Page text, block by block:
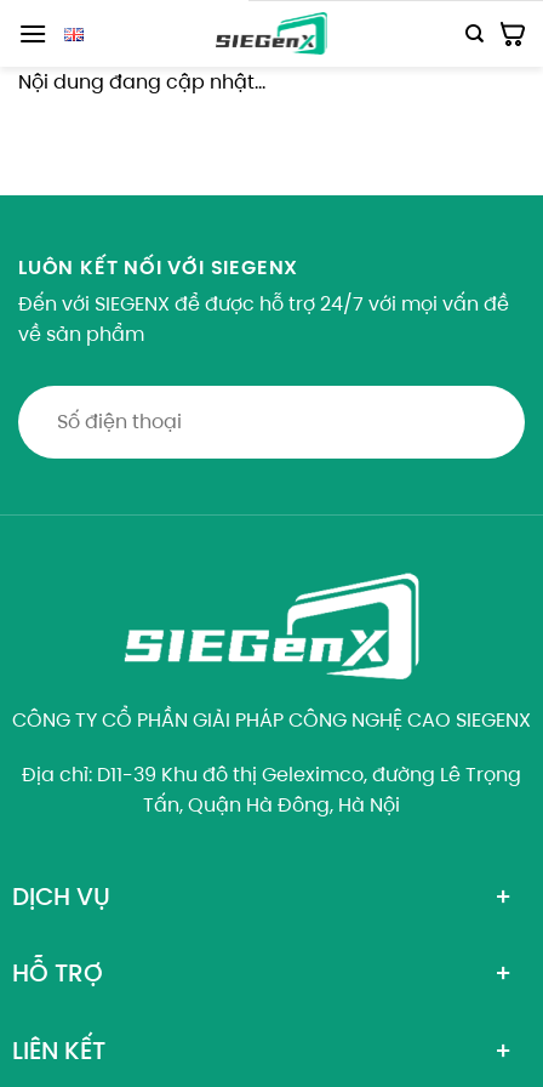
lượng
Nội dung đang cập nhật…
LUÔN KẾT NỐI VỚI SIEGENX
Đến với SIEGENX để được hỗ trợ 24/7 với mọi vấn đề
về sản phẩm
CÔNG TY CỔ PHẦN GIẢI PHÁP CÔNG NGHỆ CAO SIEGENX
Địa chỉ: D11-39 Khu đô thị Geleximco, đường Lê Trọng
Tấn, Quận Hà Đông, Hà Nội
DỊCH VỤ
HỖ TRỢ
LIÊN KẾT